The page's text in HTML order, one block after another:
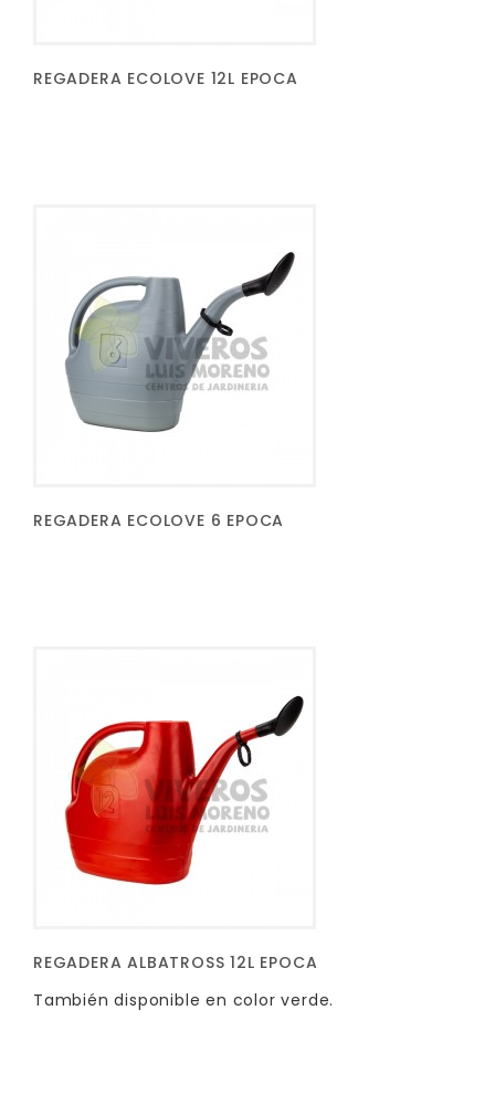
REGADERA ECOLOVE 12L EPOCA
REGADERA ECOLOVE 6 EPOCA
REGADERA ALBATROSS 12L EPOCA
También disponible en color verde.